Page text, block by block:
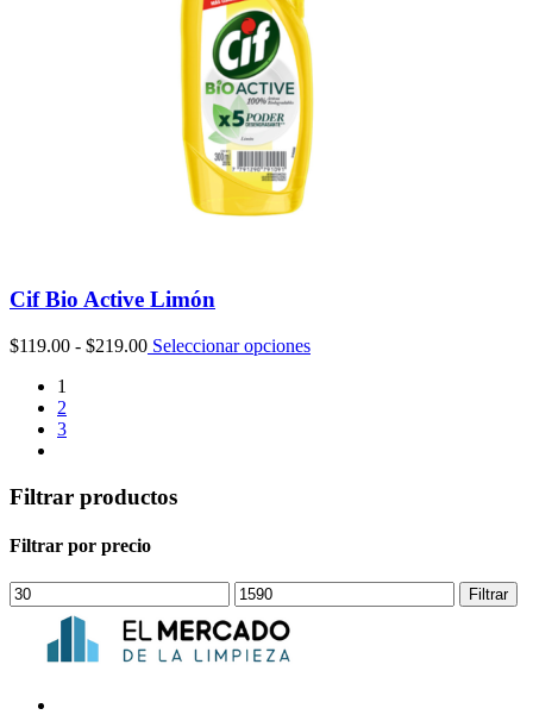
Cif Bio Active Limón
$119.00 - $219.00Rango
Seleccionar opciones
1
2
3
Filtrar productos
Filtrar por precio
Precio
mínimo
Precio
máximo
Filtrar